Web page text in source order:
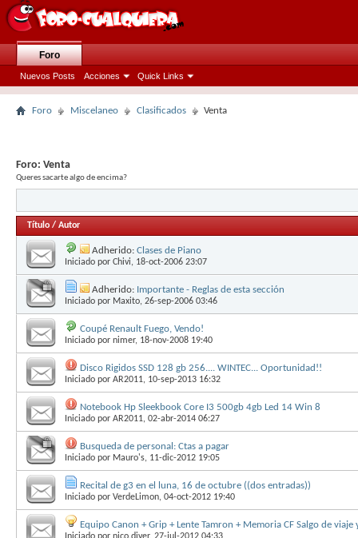
Foro
Nuevos Posts Acciones Quick Links
Foro Miscelaneo Clasificados Venta
Foro: Venta
Queres sacarte algo de encima?
Título / Autor
Adherido: Clases de Piano
Iniciado por Chivi, 18-oct-2006 23:07
Adherido: Importante - Reglas de esta sección
Iniciado por Maxito, 26-sep-2006 03:46
Coupé Renault Fuego, Vendo!
Iniciado por nimer, 18-nov-2008 19:40
Disco Rigidos SSD 128 gb 256.... WINTEC... Oportunidad!!
Iniciado por AR2011, 10-sep-2013 16:32
Notebook Hp Sleekbook Core I3 500gb 4gb Led 14 Win 8
Iniciado por AR2011, 02-abr-2014 06:27
Busqueda de personal: Ctas a pagar
Iniciado por Mauro's, 11-dic-2012 19:05
Recital de g3 en el luna, 16 de octubre ((dos entradas))
Iniciado por VerdeLimon, 04-oct-2012 19:40
Equipo Canon + Grip + Lente Tamron + Memoria CF Salgo de